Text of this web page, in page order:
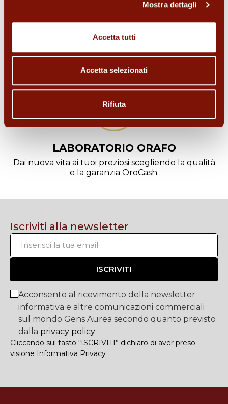
Mostra dettagli
Accetta tutti
Accetta selezionati
Rifiuta
ORO DA INVESTIMENTO
monete d'oro.
LABORATORIO ORAFO
Dai nuova vita ai tuoi preziosi scegliendo la qualità
e la garanzia OroCash.
Iscriviti alla newsletter
ISCRIVITI
Acconsento al ricevimento della newsletter
informativa e altre comunicazioni commerciali
sul mondo Gens Aurea secondo quanto previsto
dalla privacy policy
Cliccando sul tasto “ISCRIVITI” dichiaro di aver preso
visione Informativa Privacy